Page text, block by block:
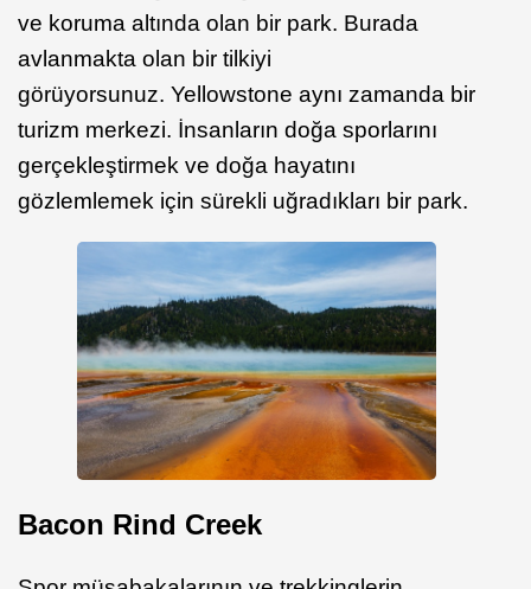
ve koruma altında olan bir park. Burada
avlanmakta olan bir tilkiyi
görüyorsunuz. Yellowstone aynı zamanda bir
turizm merkezi. İnsanların doğa sporlarını
gerçekleştirmek ve doğa hayatını
gözlemlemek için sürekli uğradıkları bir park.
Bacon Rind Creek